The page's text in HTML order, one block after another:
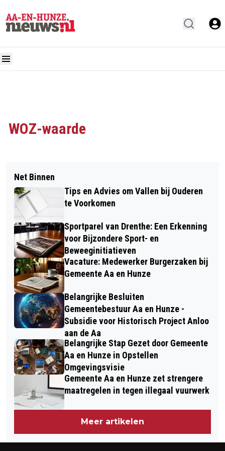
WOZ-waarde
Net Binnen
Tips en Advies om Vallen bij Ouderen
te Voorkomen
Sportparel van Drenthe: Een Erkenning
voor Bijzondere Sport- en
Beweeginitiatieven
Vacature: Medewerker Burgerzaken bij
Gemeente Aa en Hunze
Belangrijke Besluiten
Gemeentebestuur Aa en Hunze -
Subsidie voor Historisch Project Anloo
aan de Aa
Belangrijke Stap Gezet door Gemeente
Aa en Hunze in Opstellen
Omgevingsvisie
Gemeente Aa en Hunze zet strengere
maatregelen in tegen illegaal vuurwerk
Meer artikelen